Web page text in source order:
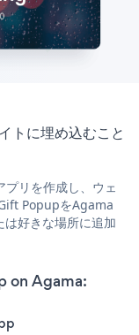
に埋め込むこと
リを作成し、ウェ
PopupをAgama
好きな場所に追加
on Agama: